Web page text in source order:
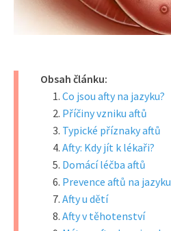
Obsah článku:
Co jsou afty na jazyku?
Příčiny vzniku aftů
Typické příznaky aftů
Afty: Kdy jít k lékaři?
Domácí léčba aftů
Prevence aftů na jazyku
Afty u dětí
Afty v těhotenství